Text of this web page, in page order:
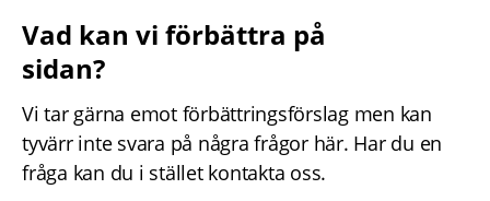
Vad kan vi förbättra på
sidan?
Vi tar gärna emot förbättringsförslag men kan
tyvärr inte svara på några frågor här. Har du en
fråga kan du i stället kontakta oss.